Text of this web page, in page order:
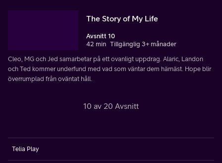
The Story of My Life
Avsnitt 10
42 min Tillgänglig 3+ månader
Cleo, MG och Jed samarbetar på ett ovanligt uppdrag. Alaric, Landon
och Ted kommer underfund med vad som väntar dem härnäst. Hope blir
överrumplad från oväntat håll.
10 av 20 Avsnitt
Telia Play